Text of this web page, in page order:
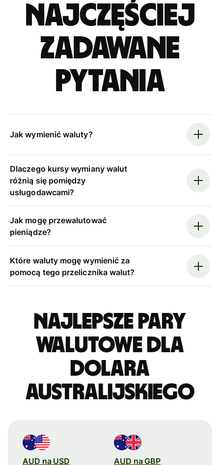
Najczęściej
zadawane
pytania
Jak wymienić waluty?
Dlaczego kursy wymiany walut
różnią się pomiędzy
usługodawcami?
Jak mogę przewalutować
pieniądze?
Które waluty mogę wymienić za
pomocą tego przelicznika walut?
Najlepsze pary
walutowe dla
dolara
australijskiego
AUD na USD AUD na GBP